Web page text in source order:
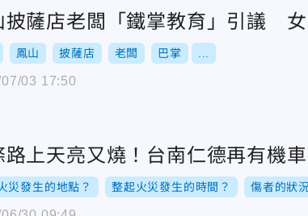
披薩店老闆「鐵掌教育」引議
鳳山 披薩店 老闆 巴掌
03 17:50
路上天亮又燒！台南仁德再有機
災發生的地點？ 整起火災發生的時間？ 傷者的狀